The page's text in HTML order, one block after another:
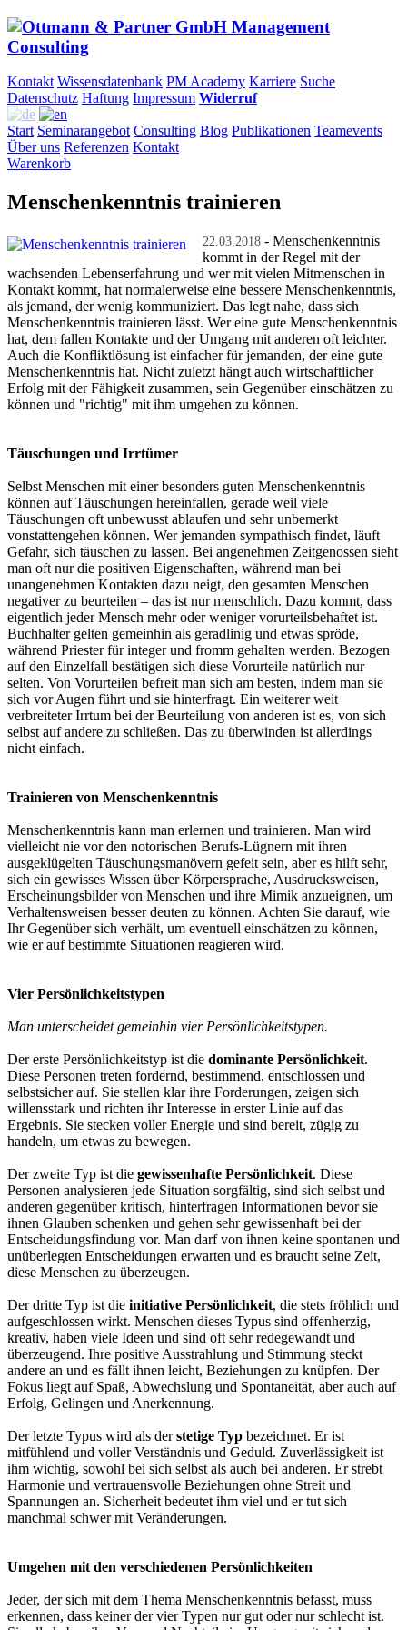
Kontakt Wissensdatenbank PM Academy Karriere Suche
Datenschutz Haftung Impressum Widerruf
Start Seminarangebot Consulting Blog Publikationen Teamevents
Über uns Referenzen Kontakt
Warenkorb
Menschenkenntnis trainieren
22.03.2018 - Menschenkenntnis
kommt in der Regel mit der
wachsenden Lebenserfahrung und wer mit vielen Mitmenschen in
Kontakt kommt, hat normalerweise eine bessere Menschenkenntnis,
als jemand, der wenig kommuniziert. Das legt nahe, dass sich
Menschenkenntnis trainieren lässt. Wer eine gute Menschenkenntnis
hat, dem fallen Kontakte und der Umgang mit anderen oft leichter.
Auch die Konfliktlösung ist einfacher für jemanden, der eine gute
Menschenkenntnis hat. Nicht zuletzt hängt auch wirtschaftlicher
Erfolg mit der Fähigkeit zusammen, sein Gegenüber einschätzen zu
können und "richtig" mit ihm umgehen zu können.
Täuschungen und Irrtümer
Selbst Menschen mit einer besonders guten Menschenkenntnis
können auf Täuschungen hereinfallen, gerade weil viele
Täuschungen oft unbewusst ablaufen und sehr unbemerkt
vonstattengehen können. Wer jemanden sympathisch findet, läuft
Gefahr, sich täuschen zu lassen. Bei angenehmen Zeitgenossen sieht
man oft nur die positiven Eigenschaften, während man bei
unangenehmen Kontakten dazu neigt, den gesamten Menschen
negativer zu beurteilen – das ist nur menschlich. Dazu kommt, dass
eigentlich jeder Mensch mehr oder weniger vorurteilsbehaftet ist.
Buchhalter gelten gemeinhin als geradlinig und etwas spröde,
während Priester für integer und fromm gehalten werden. Bezogen
auf den Einzelfall bestätigen sich diese Vorurteile natürlich nur
selten. Von Vorurteilen befreit man sich am besten, indem man sie
sich vor Augen führt und sie hinterfragt. Ein weiterer weit
verbreiteter Irrtum bei der Beurteilung von anderen ist es, von sich
selbst auf andere zu schließen. Das zu überwinden ist allerdings
nicht einfach.
Trainieren von Menschenkenntnis
Menschenkenntnis kann man erlernen und trainieren. Man wird
vielleicht nie vor den notorischen Berufs-Lügnern mit ihren
ausgeklügelten Täuschungsmanövern gefeit sein, aber es hilft sehr,
sich ein gewisses Wissen über Körpersprache, Ausdrucksweisen,
Erscheinungsbilder von Menschen und ihre Mimik anzueignen, um
Verhaltensweisen besser deuten zu können. Achten Sie darauf, wie
Ihr Gegenüber sich verhält, um eventuell einschätzen zu können,
wie er auf bestimmte Situationen reagieren wird.
Vier Persönlichkeitstypen
Man unterscheidet gemeinhin vier Persönlichkeitstypen.
Der erste Persönlichkeitstyp ist die dominante Persönlichkeit.
Diese Personen treten fordernd, bestimmend, entschlossen und
selbstsicher auf. Sie stellen klar ihre Forderungen, zeigen sich
willensstark und richten ihr Interesse in erster Linie auf das
Ergebnis. Sie stecken voller Energie und sind bereit, zügig zu
handeln, um etwas zu bewegen.
Der zweite Typ ist die gewissenhafte Persönlichkeit. Diese
Personen analysieren jede Situation sorgfältig, sind sich selbst und
anderen gegenüber kritisch, hinterfragen Informationen bevor sie
ihnen Glauben schenken und gehen sehr gewissenhaft bei der
Entscheidungsfindung vor. Man darf von ihnen keine spontanen und
unüberlegten Entscheidungen erwarten und es braucht seine Zeit,
diese Menschen zu überzeugen.
Der dritte Typ ist die initiative Persönlichkeit, die stets fröhlich und
aufgeschlossen wirkt. Menschen dieses Typus sind offenherzig,
kreativ, haben viele Ideen und sind oft sehr redegewandt und
überzeugend. Ihre positive Ausstrahlung und Stimmung steckt
andere an und es fällt ihnen leicht, Beziehungen zu knüpfen. Der
Fokus liegt auf Spaß, Abwechslung und Spontaneität, aber auch auf
Erfolg, Gelingen und Anerkennung.
Der letzte Typus wird als derstetige Typ bezeichnet. Er ist
mitfühlend und voller Verständnis und Geduld. Zuverlässigkeit ist
ihm wichtig, sowohl bei sich selbst als auch bei anderen. Er strebt
Harmonie und vertrauensvolle Beziehungen ohne Streit und
Spannungen an. Sicherheit bedeutet ihm viel und er tut sich
manchmal schwer mit Veränderungen.
Umgehen mit den verschiedenen Persönlichkeiten
Jeder, der sich mit dem Thema Menschenkenntnis befasst, muss
erkennen, dass keiner der vier Typen nur gut oder nur schlecht ist.